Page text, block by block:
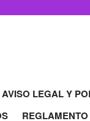
AVISO LEGAL Y